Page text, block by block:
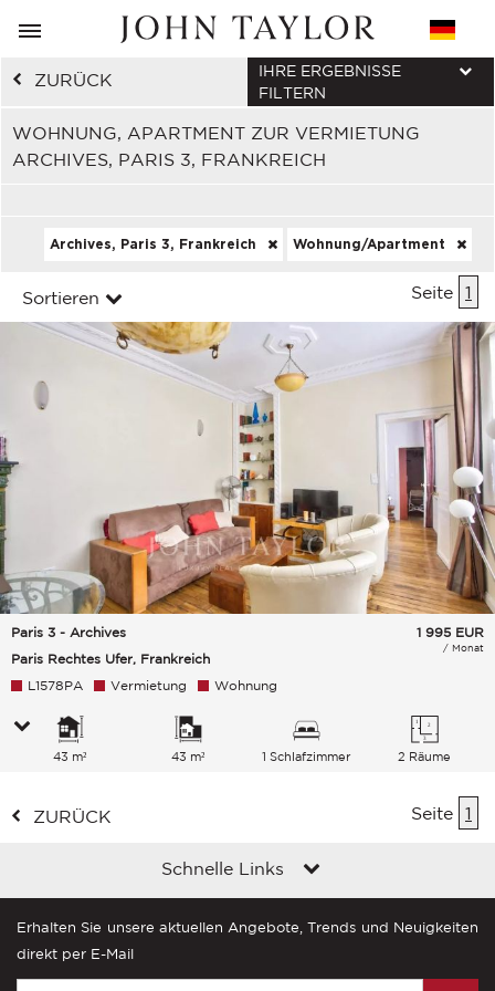
ZURÜCK
WOHNUNG, APARTMENT ZUR VERMIETUNG
ARCHIVES, PARIS 3, FRANKREICH
IHRE ERGEBNISSE
FILTERN
Archives, Paris 3, Frankreich Wohnung/Apartment
Sortieren Seite 1
Paris 3 - Archives
Paris Rechtes Ufer, Frankreich
1 995 EUR
/ Monat
L1578PA Vermietung Wohnung
43 m² 43 m² 1 Schlafzimmer 2 Räume
ZURÜCK Seite 1
Schnelle Links
Erhalten Sie unsere aktuellen Angebote, Trends und Neuigkeiten
direkt per E-Mail